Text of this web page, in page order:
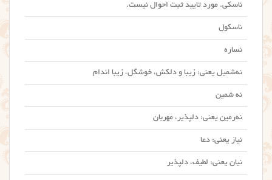
ناسکی. مورد تایید ثبت احوال نیست.
ناسکول
نساره
نه‌شمیل یعنی: زیبا و دلکش، خوشگل، زیبا اندام
نه شمین
نه‌رمین یعنی: دلپذیر، مهربان
نیاز یعنی: دعا
نیان یعنی: لطیف، دلپذیر